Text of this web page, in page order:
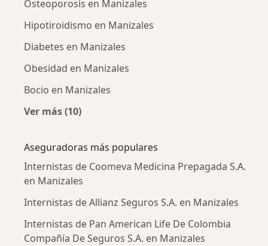
Osteoporosis en Manizales
Hipotiroidismo en Manizales
Diabetes en Manizales
Obesidad en Manizales
Bocio en Manizales
Ver más (10)
Aseguradoras más populares
Internistas de Coomeva Medicina Prepagada S.A.
en Manizales
Internistas de Allianz Seguros S.A. en Manizales
Internistas de Pan American Life De Colombia
Compañía De Seguros S.A. en Manizales